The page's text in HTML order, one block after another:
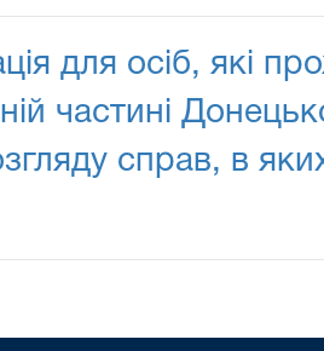
для осіб, які
частині
справ, в